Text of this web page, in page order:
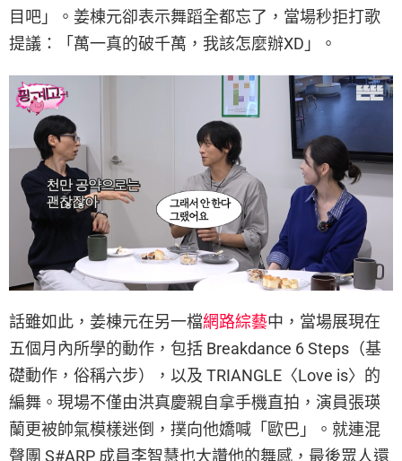
目吧」。姜棟元卻表示舞蹈全都忘了，當場秒拒打歌
提議：「萬一真的破千萬，我該怎麼辦XD」。
話雖如此，姜棟元在另一檔網路綜藝中，當場展現在
五個月內所學的動作，包括 Breakdance 6 Steps（基
礎動作，俗稱六步），以及 TRIANGLE〈Love is〉的
編舞。現場不僅由洪真慶親自拿手機直拍，演員張瑛
蘭更被帥氣模樣迷倒，撲向他嬌喊「歐巴」。就連混
聲團 S#ARP 成員李智慧也大讚他的舞感，最後眾人還